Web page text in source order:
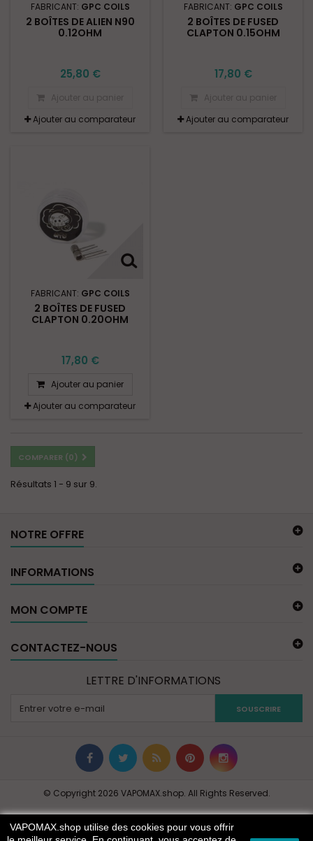
FABRICANT: GPC COILS
2 BOÎTES DE ALIEN N90
0.12OHM
25,80 €
Ajouter au panier
Ajouter au comparateur
FABRICANT: GPC COILS
2 BOÎTES DE FUSED
CLAPTON 0.15OHM
17,80 €
Ajouter au panier
Ajouter au comparateur
FABRICANT: GPC COILS
2 BOÎTES DE FUSED
CLAPTON 0.20OHM
17,80 €
Ajouter au panier
Ajouter au comparateur
COMPARER (0)
Résultats 1 - 9 sur 9.
NOTRE OFFRE
INFORMATIONS
© Copyright 2026 VAPOMAX.shop. All Rights Reserved.
MON COMPTE
CONTACTEZ-NOUS
LETTRE D'INFORMATIONS
SOUSCRIRE
VAPOMAX.shop utilise des cookies pour vous offrir